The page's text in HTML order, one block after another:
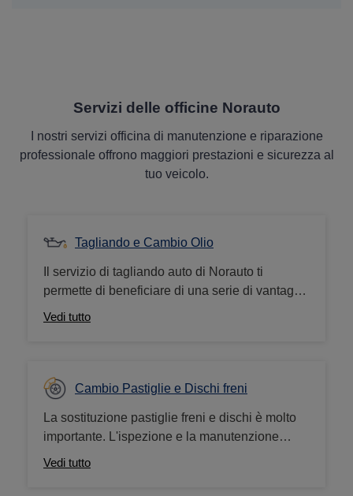
Servizi delle officine Norauto
I nostri servizi officina di manutenzione e riparazione
professionale offrono maggiori prestazioni e sicurezza al
tuo veicolo.
Tagliando e Cambio Olio
Il servizio di tagliando auto di Norauto ti
permette di beneficiare di una serie di vantaggi:
un servizio completo da parte dei nostri
prezzo conveniente, un servizio garantito dal
Vedi tutto
Cambio Pastiglie e Dischi freni
La sostituzione pastiglie freni e dischi è molto
importante. L'ispezione e la manutenzione
regolari dei freni ne garantiscono prestazioni e
Vedi tutto